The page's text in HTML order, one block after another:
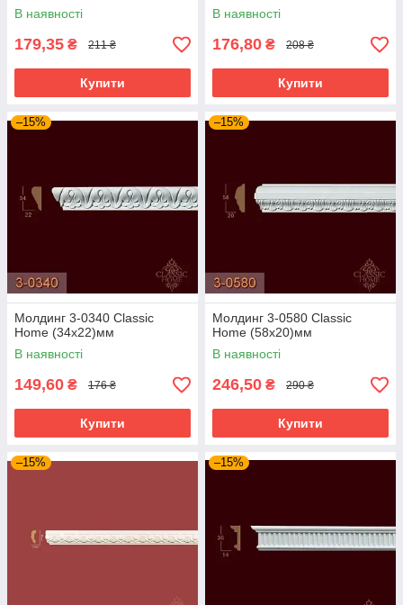
В наявності
179,35 ₴ 211 ₴
Купити
В наявності
176,80 ₴ 208 ₴
Купити
–15%
Молдинг 3-0340 Classic
Home (34x22)мм
В наявності
149,60 ₴ 176 ₴
Купити
–15%
Молдинг 3-0580 Classic
Home (58x20)мм
В наявності
246,50 ₴ 290 ₴
Купити
–15% –15%